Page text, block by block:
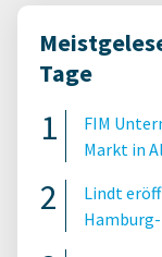
Tage
FIM
Markt in
Lindt